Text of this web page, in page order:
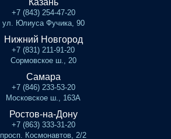
Казань
+7 (843) 254-47-20
ул. Юлиуса Фучика, 90
Нижний Новгород
+7 (831) 211-91-20
Сормовское ш., 20
Самара
+7 (846) 233-53-20
Московское ш., 163А
Ростов-на-Дону
+7 (863) 333-31-20
просп. Космонавтов, 2/2